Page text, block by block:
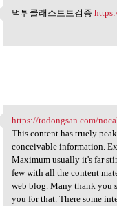
먹튀클래스토토검
먹튀클래스토토검증
https://
https://todongsan.com/
This content has truely
conceivable information.
Maximum usually it's far
few with all the content
web blog. Many thank you
you for that. There some